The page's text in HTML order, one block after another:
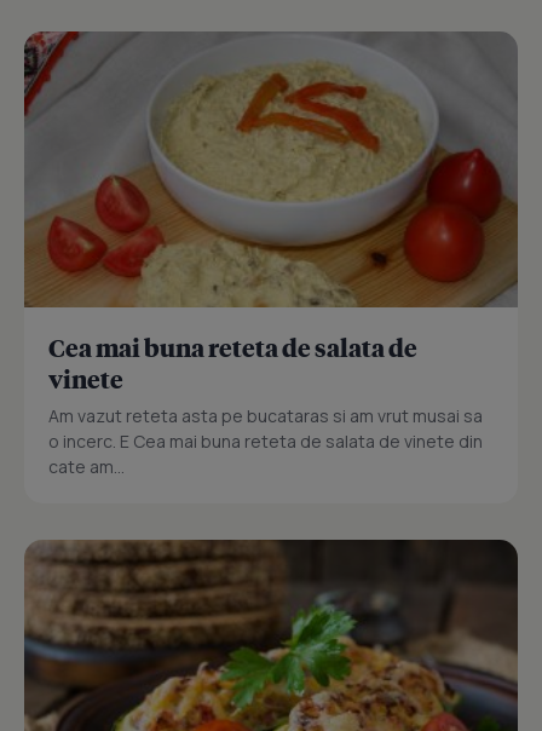
Cea mai buna reteta de salata de
vinete
Am vazut reteta asta pe bucataras si am vrut musai sa
o incerc. E Cea mai buna reteta de salata de vinete din
cate am...